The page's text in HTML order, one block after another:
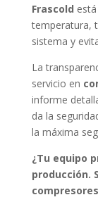
Frascold
temperatura,
sistema y
La
servicio en
informe
da la
la máxima
¿Tu equipo
producción.